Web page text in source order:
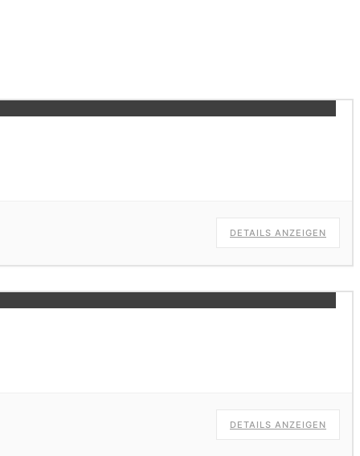
DETAILS ANZEIGEN
DETAILS ANZEIGEN